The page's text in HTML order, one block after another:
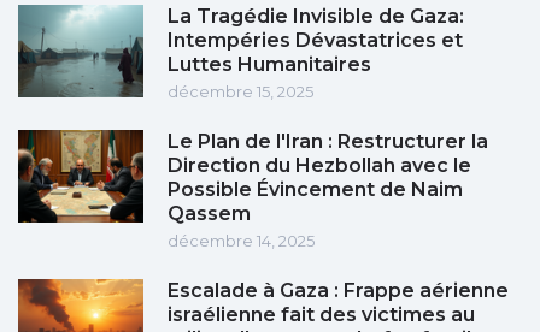
La Tragédie Invisible de Gaza:
Intempéries Dévastatrices et
Luttes Humanitaires
décembre 15, 2025
Le Plan de l'Iran : Restructurer la
Direction du Hezbollah avec le
Possible Évincement de Naim
Qassem
décembre 14, 2025
Escalade à Gaza : Frappe aérienne
israélienne fait des victimes au